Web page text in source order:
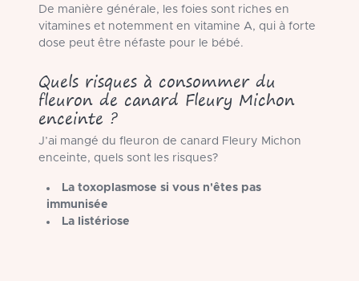
De manière générale, les foies sont riches en
vitamines et notemment en vitamine A, qui à forte
dose peut être néfaste pour le bébé.
Quels risques à consommer du
fleuron de canard Fleury Michon
enceinte ?
J’ai mangé du fleuron de canard Fleury Michon
enceinte, quels sont les risques?
La toxoplasmose si vous n'êtes pas
immunisée
La listériose